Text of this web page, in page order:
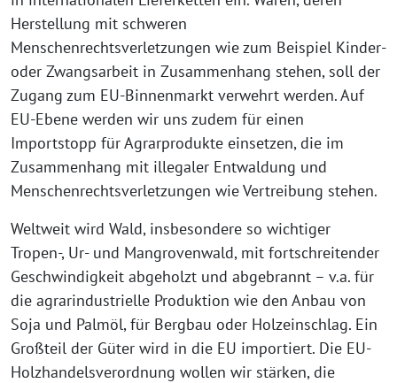
Herstellung mit schweren
Menschenrechtsverletzungen wie zum Beispiel Kinder-
oder Zwangsarbeit in Zusammenhang stehen, soll der
Zugang zum EU-Binnenmarkt verwehrt werden. Auf
EU-Ebene werden wir uns zudem für einen
Importstopp für Agrarprodukte einsetzen, die im
Zusammenhang mit illegaler Entwaldung und
Menschenrechtsverletzungen wie Vertreibung stehen.
Weltweit wird Wald, insbesondere so wichtiger
Tropen-, Ur- und Mangrovenwald, mit fortschreitender
Geschwindigkeit abgeholzt und abgebrannt – v.a. für
die agrarindustrielle Produktion wie den Anbau von
Soja und Palmöl, für Bergbau oder Holzeinschlag. Ein
Großteil der Güter wird in die EU importiert. Die EU-
Holzhandelsverordnung wollen wir stärken, die